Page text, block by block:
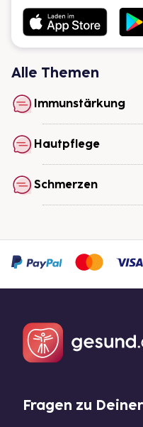
Alle Themen
Immunstärkung
Hautpflege
Schmerzen
Fragen zu